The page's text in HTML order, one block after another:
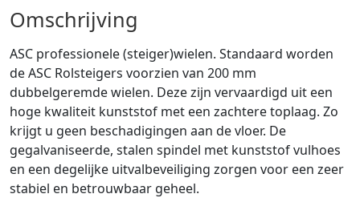
Omschrijving
ASC professionele (steiger)wielen. Standaard worden
de ASC Rolsteigers voorzien van 200 mm
dubbelgeremde wielen. Deze zijn vervaardigd uit een
hoge kwaliteit kunststof met een zachtere toplaag. Zo
krijgt u geen beschadigingen aan de vloer. De
gegalvaniseerde, stalen spindel met kunststof vulhoes
en een degelijke uitvalbeveiliging zorgen voor een zeer
stabiel en betrouwbaar geheel.